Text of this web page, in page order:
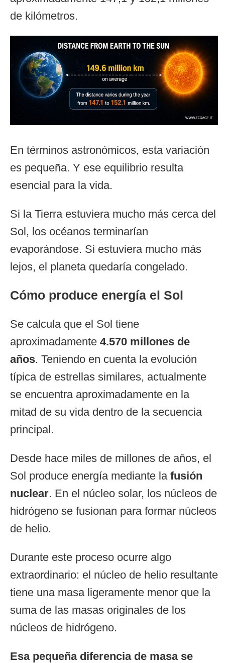
de kilómetros.
En términos astronómicos, esta variación
es pequeña. Y ese equilibrio resulta
esencial para la vida.
Si la Tierra estuviera mucho más cerca del
Sol, los océanos terminarían
evaporándose. Si estuviera mucho más
lejos, el planeta quedaría congelado.
Cómo produce energía el Sol
Se calcula que el Sol tiene
aproximadamente 4.570 millones de
años. Teniendo en cuenta la evolución
típica de estrellas similares, actualmente
se encuentra aproximadamente en la
mitad de su vida dentro de la secuencia
principal.
Desde hace miles de millones de años, el
Sol produce energía mediante la fusión
nuclear. En el núcleo solar, los núcleos de
hidrógeno se fusionan para formar núcleos
de helio.
Durante este proceso ocurre algo
extraordinario: el núcleo de helio resultante
tiene una masa ligeramente menor que la
suma de las masas originales de los
núcleos de hidrógeno.
Esa pequeña diferencia de masa se